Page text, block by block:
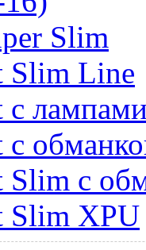
Slim
Line
с
XPU